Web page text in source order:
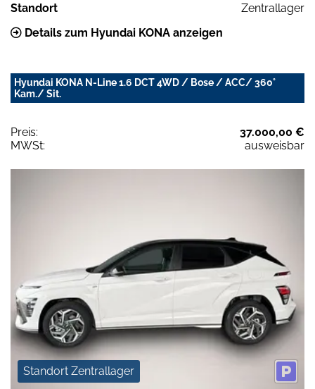
Standort
Zentrallager
Details zum Hyundai KONA anzeigen
Hyundai KONA N-Line 1.6 DCT 4WD / Bose / ACC/ 360°
Kam./ Sit.
Preis:
37.000,00 €
MWSt:
ausweisbar
Standort Zentrallager